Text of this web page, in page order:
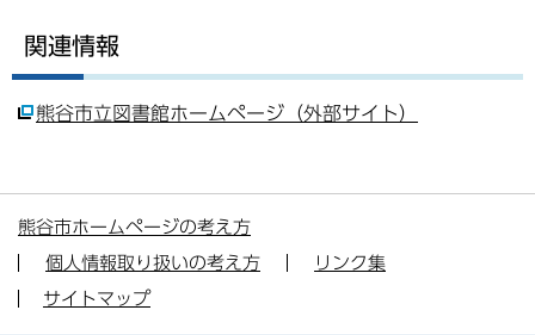
関連情報
熊谷市立図書館ホームページ（外部サイト）
熊谷市ホームページの考え方
個人情報取り扱いの考え方
リンク集
サイトマップ